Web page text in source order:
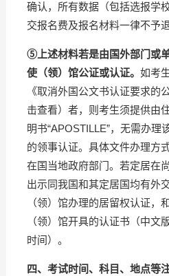
确认，所有数据（包括选报学
交报名费及报名材料一律不予退
⑤上述材料若是由国外部门或
使（领）馆公证或认证。 如考
《取消外国公文书认证要求的
击查看）者，则考生须提供由
明书“APOSTILLE”，无需办理
的领事认证。具体文件办理方
在国当地政府部门。若定居在
出示同我国和其定居国均有外
（领）馆办理的居留权认证，
（领）馆开具的认证书（中文
时间）。
四、考试时间、科目、地点等